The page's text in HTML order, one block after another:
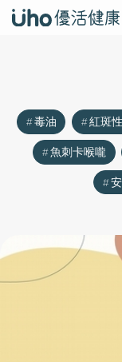
毒油 紅斑
魚刺卡喉嚨